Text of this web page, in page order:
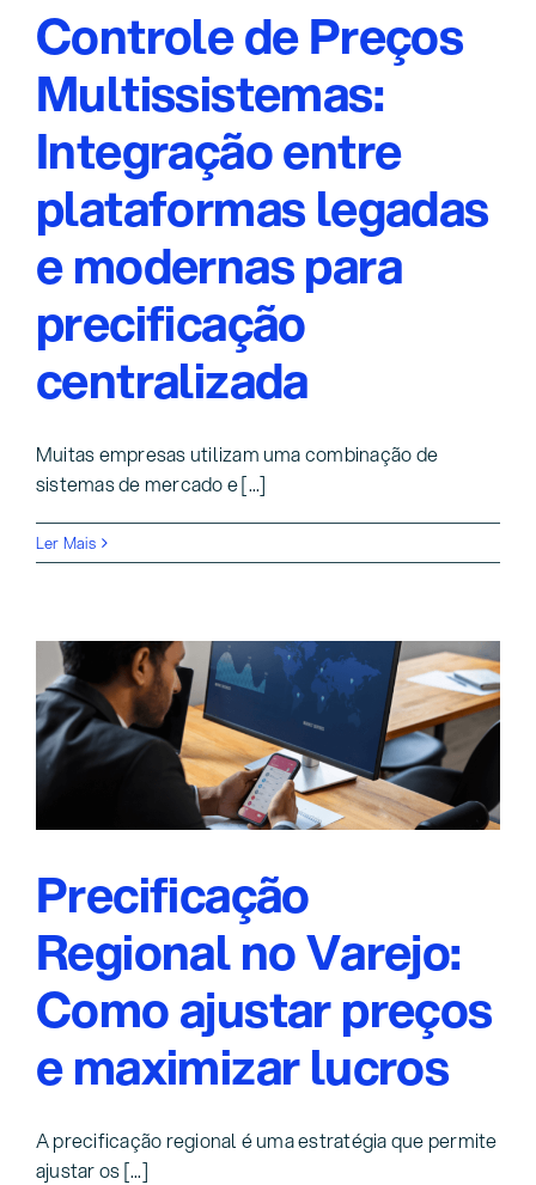
Controle de Preços
Multissistemas:
Integração entre
plataformas legadas
e modernas para
precificação
centralizada
Muitas empresas utilizam uma combinação de
sistemas de mercado e [...]
Ler Mais
Precificação
Regional no Varejo:
Como ajustar preços
e maximizar lucros
A precificação regional é uma estratégia que permite
ajustar os [...]